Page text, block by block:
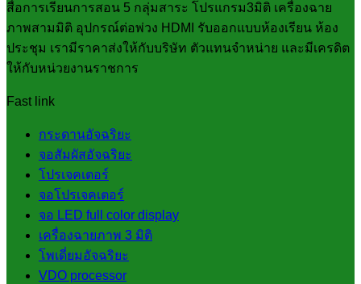
สื่อการเรียนการสอน 5 กลุ่มสาระ โปรแกรม3มิติ เครื่องฉาย
ภาพสามมิติ อุปกรณ์ต่อพ่วง HDMI รับออกแบบห้องเรียน ห้อง
ประชุม เรามีราคาส่งให้กับบริษัท ตัวแทนจำหน่าย และมีเครดิต
ให้กับหน่วยงานราชการ
Fast link
กระดานอัจฉริยะ
จอสัมผัสอัจฉริยะ
โปรเจคเตอร์
จอโปรเจคเตอร์
จอ LED full color display
เครื่องฉายภาพ 3 มิติ
โพเดี่ยมอัจฉริยะ
VDO processor